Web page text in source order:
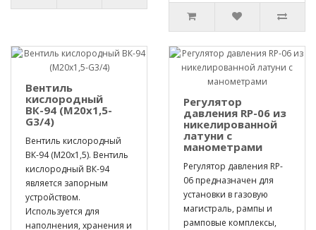
Вентиль
кислородный
ВК-94 (М20х1,5-
G3/4)
Вентиль кислородный
ВК-94 (М20х1,5). Вентиль
кислородный ВК-94
является запорным
устройством.
Используется для
наполнения, хранения и
Регулятор
давления RP-06 из
никелированной
латуни с
манометрами
Регулятор давления RP-
06 предназначен для
установки в газовую
магистраль, рампы и
рамповые комплексы,